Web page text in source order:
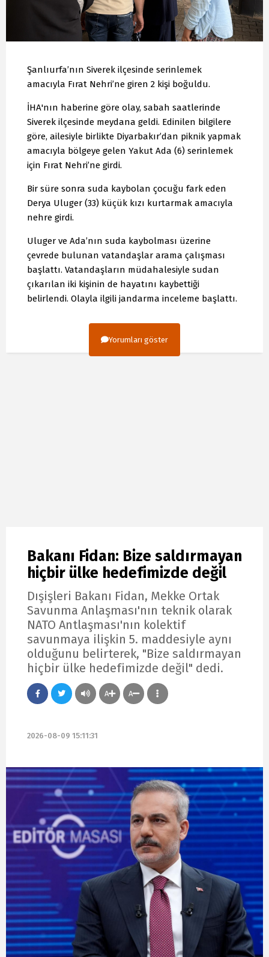
Şanlıurfa’nın Siverek ilçesinde serinlemek
amacıyla Fırat Nehri’ne giren 2 kişi boğuldu.
İHA'nın haberine göre olay, sabah saatlerinde
Siverek ilçesinde meydana geldi. Edinilen bilgilere
göre, ailesiyle birlikte Diyarbakır’dan piknik yapmak
amacıyla bölgeye gelen Yakut Ada (6) serinlemek
için Fırat Nehri’ne girdi.
Bir süre sonra suda kaybolan çocuğu fark eden
Derya Uluger (33) küçük kızı kurtarmak amacıyla
nehre girdi.
Uluger ve Ada’nın suda kaybolması üzerine
çevrede bulunan vatandaşlar arama çalışması
başlattı. Vatandaşların müdahalesiyle sudan
çıkarılan iki kişinin de hayatını kaybettiği
belirlendi. Olayla ilgili jandarma inceleme başlattı.
Yorumları göster
Bakanı Fidan: Bize saldırmayan
hiçbir ülke hedefimizde değil
Dışişleri Bakanı Fidan, Mekke Ortak
Savunma Anlaşması'nın teknik olarak
NATO Antlaşması'nın kolektif
savunmaya ilişkin 5. maddesiyle aynı
olduğunu belirterek, "Bize saldırmayan
hiçbir ülke hedefimizde değil" dedi.
A A
2026-08-09 15:11:31